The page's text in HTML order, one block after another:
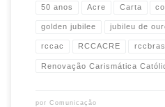
50 anos Acre Carta
golden jubilee jubileu de
rccac RCCACRE
Renovação Carismática
por Comunicação